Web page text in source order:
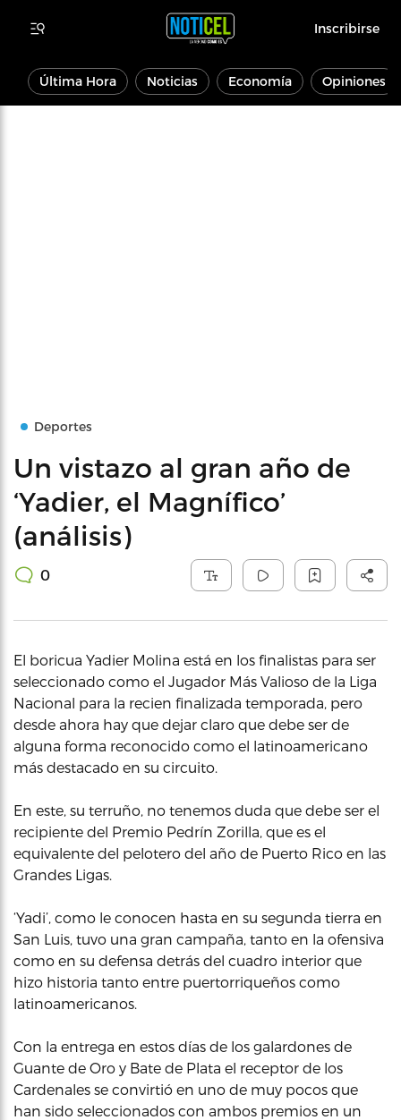
Inscribirse
Última Hora Noticias Economía Opiniones
Deportes
Un vistazo al gran año de
‘Yadier, el Magnífico’
(análisis)
0
El boricua Yadier Molina está en los finalistas para ser
seleccionado como el Jugador Más Valioso de la Liga
Nacional para la recien finalizada temporada, pero
desde ahora hay que dejar claro que debe ser de
alguna forma reconocido como el latinoamericano
más destacado en su circuito.
En este, su terruño, no tenemos duda que debe ser el
recipiente del Premio Pedrín Zorilla, que es el
equivalente del pelotero del año de Puerto Rico en las
Grandes Ligas.
‘Yadi’, como le conocen hasta en su segunda tierra en
San Luis, tuvo una gran campaña, tanto en la ofensiva
como en su defensa detrás del cuadro interior que
hizo historia tanto entre puertorriqueños como
latinoamericanos.
Con la entrega en estos días de los galardones de
Guante de Oro y Bate de Plata el receptor de los
Cardenales se convirtió en uno de muy pocos que
han sido seleccionados con ambos premios en un